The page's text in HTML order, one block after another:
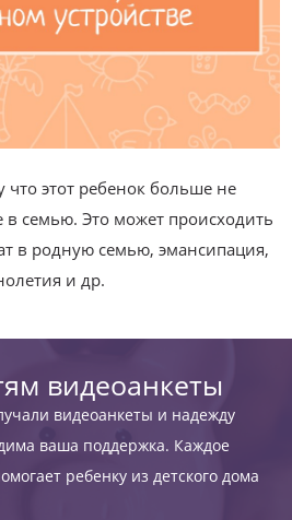
что этот ребенок больше не
в семью. Это может происходить
в родную семью, эмансипация,
и др.
видеоанкеты
видеоанкеты и надежду
ваша поддержка. Каждое
ребенку из детского дома